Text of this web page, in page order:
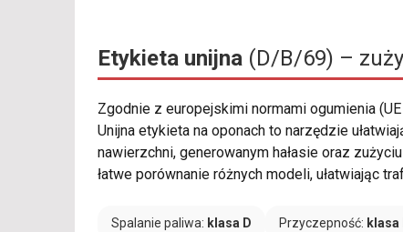
Etykieta unijna (D/B/69) –
Zgodnie z europejskimi normami ogumienia
Unijna etykieta na oponach to narzędzie
nawierzchni, generowanym hałasie oraz
łatwe porównanie różnych modeli, ułatwiając
Spalanie paliwa: klasa D Przyczepność: klasa